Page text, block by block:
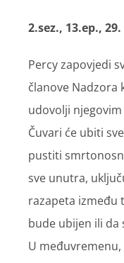
2.sez., 13.ep.,
Percy zapovjedi
članove Nadzora
udovolji
Čuvari će ubiti
pustiti
sve unutra,
razapeta između
bude ubijen ili da
U